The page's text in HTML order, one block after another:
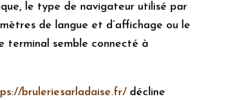
le type de navigateur utilisé par
de langue et d’affichage ou le
terminal semble connecté à
bruleriesarladaise.fr/ décline